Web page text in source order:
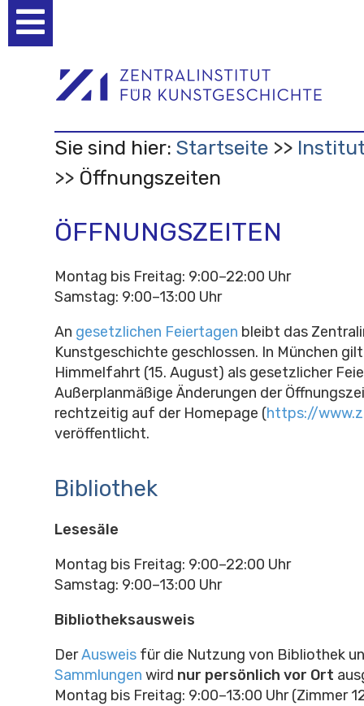
Werkzeuge
Sie sind hier: Startseite
Öffnungszeiten
ÖFFNUNGSZEITEN
Montag bis Freitag: 9:00–22:00 Uhr
Samstag: 9:00–13:00 Uhr
An gesetzlichen Feiertagen bleibt das
Kunstgeschichte geschlossen. In München
Himmelfahrt (15. August) als gesetzlicher
Außerplanmäßige Änderungen der
rechtzeitig auf der Homepage (https://
veröffentlicht.
Bibliothek
Lesesäle
Montag bis Freitag: 9:00–22:00 Uhr
Samstag: 9:00–13:00 Uhr
Bibliotheksausweis
DerAusweisfür die Nutzung von Bibliothek
Sammlungen wird nur persönlich vor Ort
Montag bis Freitag: 9:00–13:00 Uhr (Zimmer